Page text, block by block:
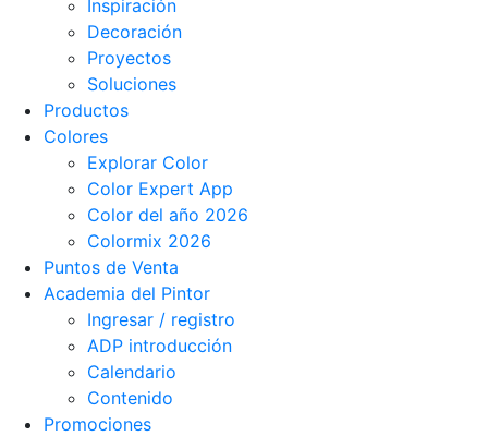
Inspiración
Decoración
Proyectos
Soluciones
Productos
Colores
Explorar Color
Color Expert App
Color del año 2026
Colormix 2026
Puntos de Venta
Academia del Pintor
Ingresar / registro
ADP introducción
Calendario
Contenido
Promociones